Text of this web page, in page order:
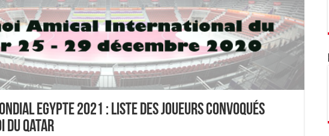
Egypte 2021 : Liste des joueurs convoqués
du Qatar